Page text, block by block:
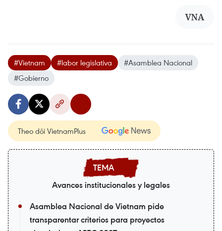
VNA
#Vietnam #labor legislativa
#Asamblea Nacional
#Gobierno
Theo dõi VietnamPlus
Avances institucionales y legales
Asamblea Nacional de Vietnam pide
transparentar criterios para proyectos